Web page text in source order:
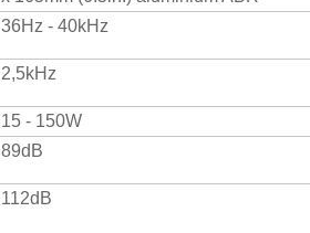
36Hz - 40kHz
2,5kHz
15 - 150W
89dB
112dB